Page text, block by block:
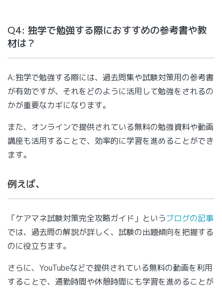
Q4: 独学で勉強する際におすすめの参考書や教
材は？
A:独学で勉強する際には、過去問集や試験対策用の参考書
が有効ですが、それをどのように活用して勉強をされるの
かが重要なカギになります。
また、オンラインで提供されている無料の勉強資料や動画
講座も活用することで、効率的に学習を進めることができ
ます。
例えば、
「ケアマネ試験対策完全攻略ガイド」というブログの記事
では、過去問の解説が詳しく、試験の出題傾向を把握する
のに役立ちます。
さらに、YouTubeなどで提供されている無料の動画を利用
することで、通勤時間や休憩時間にも学習を進めることが